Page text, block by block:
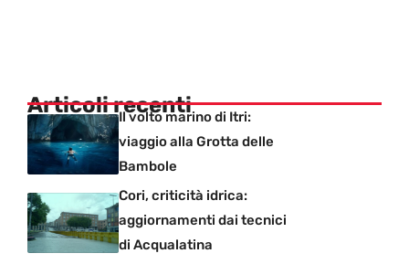
Articoli recenti
Il volto marino di Itri:
viaggio alla Grotta delle
Bambole
Cori, criticità idrica:
aggiornamenti dai tecnici
di Acqualatina